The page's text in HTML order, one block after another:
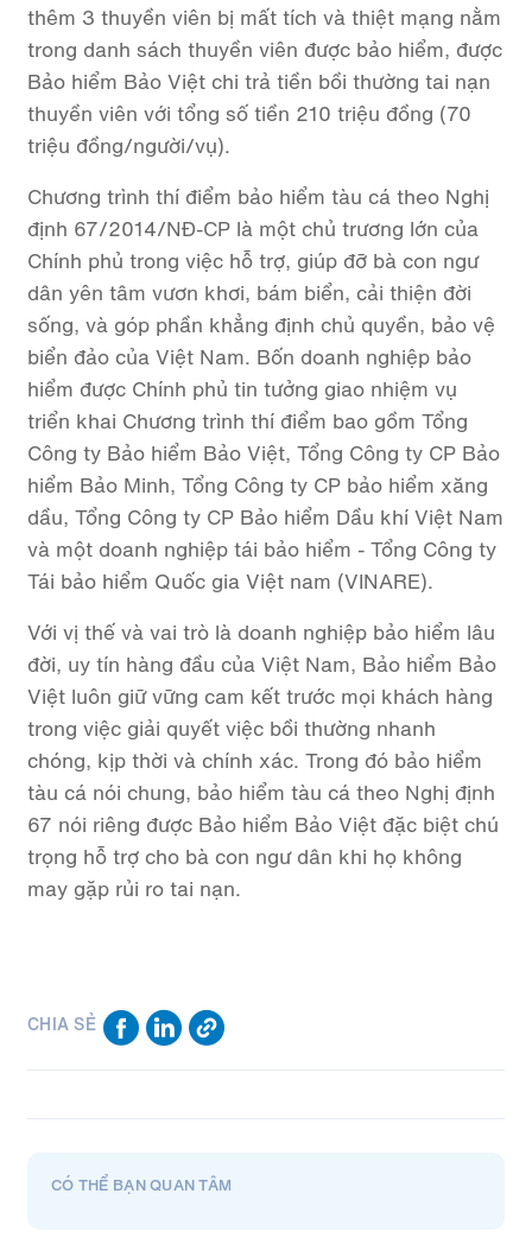
thêm 3 thuyền viên bị mất tích và thiệt mạng nằm
trong danh sách thuyền viên được bảo hiểm, được
Bảo hiểm Bảo Việt chi trả tiền bồi thường tai nạn
thuyền viên với tổng số tiền 210 triệu đồng (70
triệu đồng/người/vụ).
Chương trình thí điểm bảo hiểm tàu cá theo Nghị
định 67/2014/NĐ-CP là một chủ trương lớn của
Chính phủ trong việc hỗ trợ, giúp đỡ bà con ngư
dân yên tâm vươn khơi, bám biển, cải thiện đời
sống, và góp phần khẳng định chủ quyền, bảo vệ
biển đảo của Việt Nam. Bốn doanh nghiệp bảo
hiểm được Chính phủ tin tưởng giao nhiệm vụ
triển khai Chương trình thí điểm bao gồm Tổng
Công ty Bảo hiểm Bảo Việt, Tổng Công ty CP Bảo
hiểm Bảo Minh, Tổng Công ty CP bảo hiểm xăng
dầu, Tổng Công ty CP Bảo hiểm Dầu khí Việt Nam
và một doanh nghiệp tái bảo hiểm - Tổng Công ty
Tái bảo hiểm Quốc gia Việt nam (VINARE).
Với vị thế và vai trò là doanh nghiệp bảo hiểm lâu
đời, uy tín hàng đầu của Việt Nam, Bảo hiểm Bảo
Việt luôn giữ vững cam kết trước mọi khách hàng
trong việc giải quyết việc bồi thường nhanh
chóng, kịp thời và chính xác. Trong đó bảo hiểm
tàu cá nói chung, bảo hiểm tàu cá theo Nghị định
67 nói riêng được Bảo hiểm Bảo Việt đặc biệt chú
trọng hỗ trợ cho bà con ngư dân khi họ không
may gặp rủi ro tai nạn.
CHIA SẺ
CÓ THỂ BẠN QUAN TÂM